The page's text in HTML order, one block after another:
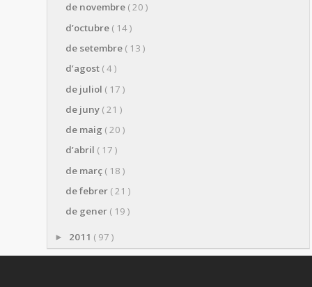
de novembre ( 20 )
d’octubre ( 14 )
de setembre ( 13 )
d’agost ( 4 )
de juliol ( 17 )
de juny ( 21 )
de maig ( 20 )
d’abril ( 17 )
de març ( 18 )
de febrer ( 21 )
de gener ( 19 )
► 2011 ( 97 )